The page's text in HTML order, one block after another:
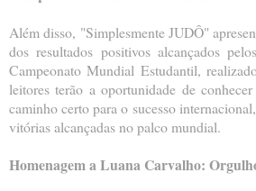
Além disso, "Simplesmente JUDÔ"
dos resultados positivos alcançados
Campeonato Mundial Estudantil,
leitores terão a oportunidade de
caminho certo para o sucesso
vitórias alcançadas no palco mundial.
Homenagem a Luana Carvalho: